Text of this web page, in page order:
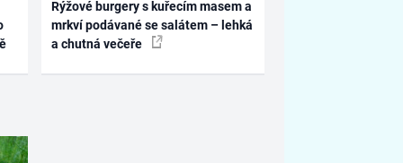
Rýžové burgery s kuřecím masem a
mrkví podávané se salátem – lehká
a chutná večeře